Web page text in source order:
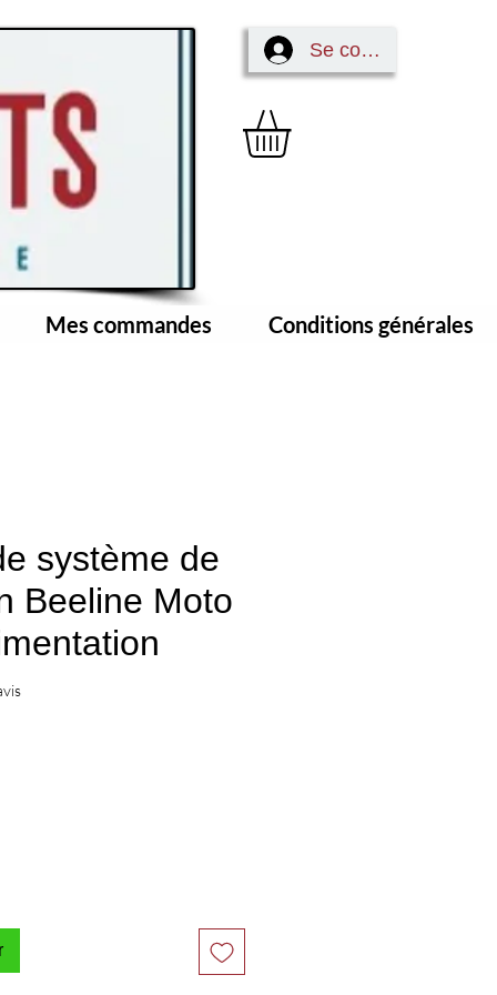
Se connecter
Mes commandes Conditions générales
système de
Beeline Moto
cinq étoiles sur la base de 1 avis